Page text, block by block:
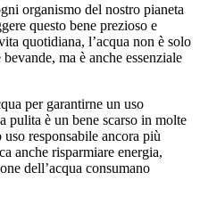
organismo del nostro pianeta
questo bene prezioso e
quotidiana, l’acqua non è solo
ma è anche essenziale
per garantirne un uso
pulita è un bene scarso in molte
responsabile ancora più
anche risparmiare energia,
dell’acqua consumano